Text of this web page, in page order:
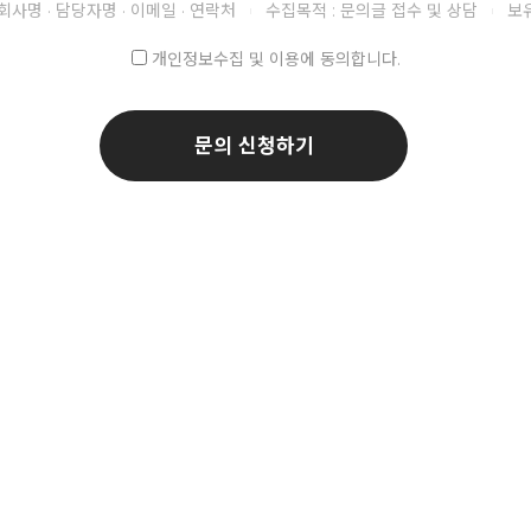
사명 · 담당자명 · 이메일 · 연락처
수집목적 : 문의글 접수 및 상담 보
개인정보수집 및 이용에 동의합니다.